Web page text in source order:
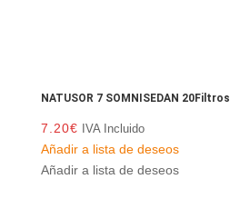
NATUSOR 7 SOMNISEDAN 20Filtros
7.20€ IVA Incluido
Añadir a lista de deseos
Añadir a lista de deseos